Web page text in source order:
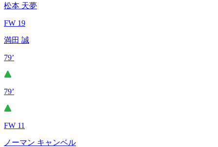
松本 天夢
FW 19
満田 誠
79’
79’
FW 11
ノーマン キャンベル